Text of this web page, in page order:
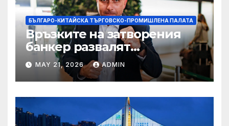
БЪЛГАРО-КИТАЙСКА ТЪРГОВСКО-ПРОМИШЛЕНА ПАЛАТА
Връзките на затворения
банкер развалят
надеждите на Флавио
Болсонаро за президент на
Бразилия
MAY 21, 2026 ADMIN